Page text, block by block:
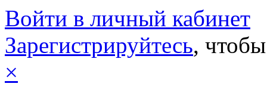
Войти в личный кабинет
Зарегистрируйтесь,
×